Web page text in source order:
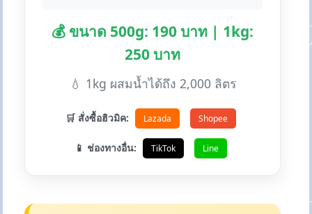
💰 ขนาด 500g: 190 บาท | 1kg:
250 บาท
💧 1kg ผสมน้ำได้ถึง 2,000 ลิตร
🛒 สั่งซื้อฮิวมิค: Lazada Shopee
📱 ช่องทางอื่น: TikTok Line